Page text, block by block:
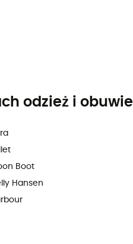
odzież i obuwie
Boot
Hansen